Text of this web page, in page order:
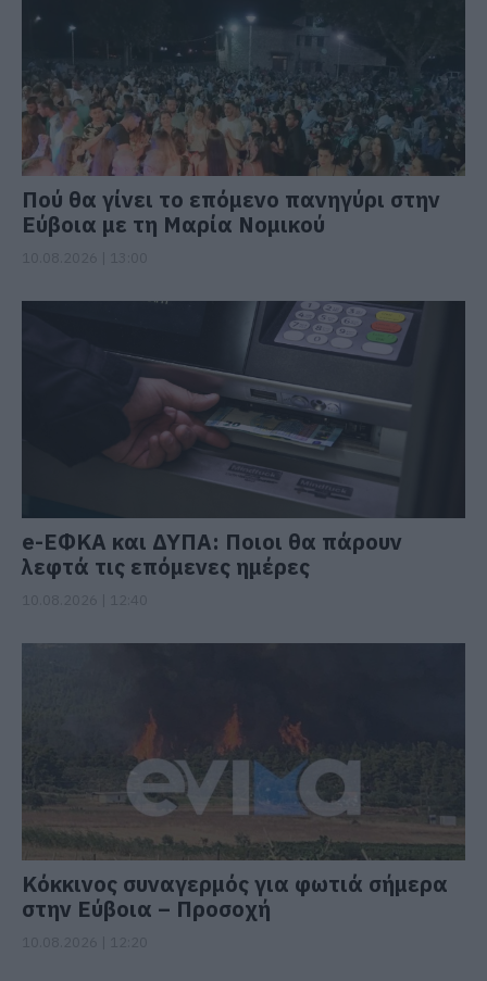
Πού θα γίνει το επόμενο πανηγύρι στην
Εύβοια με τη Μαρία Νομικού
e-ΕΦΚΑ και ΔΥΠΑ: Ποιοι θα πάρουν
λεφτά τις επόμενες ημέρες
Κόκκινος συναγερμός για φωτιά σήμερα
στην Εύβοια – Προσοχή